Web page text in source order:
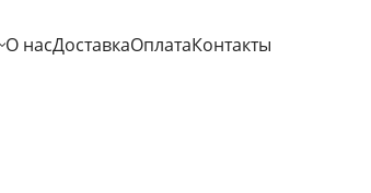
О насДоставкаОплатаКонтакты